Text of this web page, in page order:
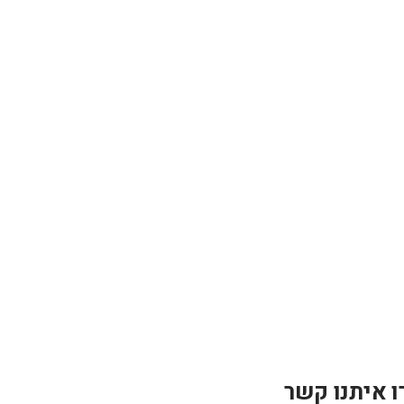
איתנו קשר